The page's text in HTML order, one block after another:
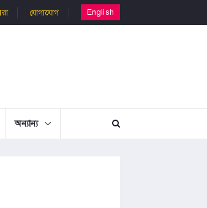
যোগাযোগ English
অন্যান্য